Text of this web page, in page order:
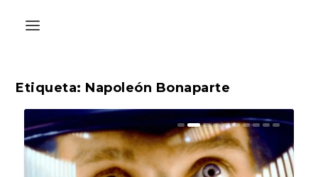
Etiqueta: Napoleón Bonaparte